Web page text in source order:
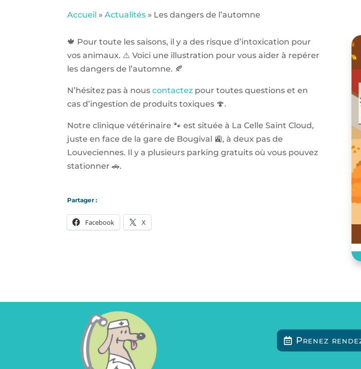
Accueil »Actualités » Les dangers de l’automne
🍁 Pour toute les saisons, il y a des risque d’intoxication pour
vos animaux. ⚠️ Voici une illustration pour vous aider à repérer
les dangers de l’automne. 🍂
N’hésitez pas à nouscontactez pour toutes questions et en
cas d’ingestion de produits toxiques 🍄.
Notre clinique vétérinaire 🐾 est située à La Celle Saint Cloud,
juste en face de la gare de Bougival 🚉, à deux pas de
Louveciennes. Il y a plusieurs parking gratuits où vous pouvez
stationner 🚗.
Partager :
Facebook X
Prenez